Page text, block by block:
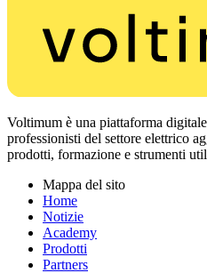
Voltimum è una piattaforma
professionisti del settore elettrico
prodotti, formazione e strumenti
Mappa del sito
Home
Notizie
Academy
Prodotti
Partners